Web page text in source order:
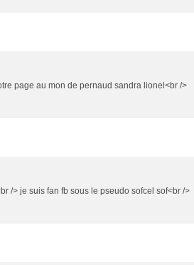
page au mon de pernaud sandra lionel<br />
/> je suis fan fb sous le pseudo sofcel sof<br />